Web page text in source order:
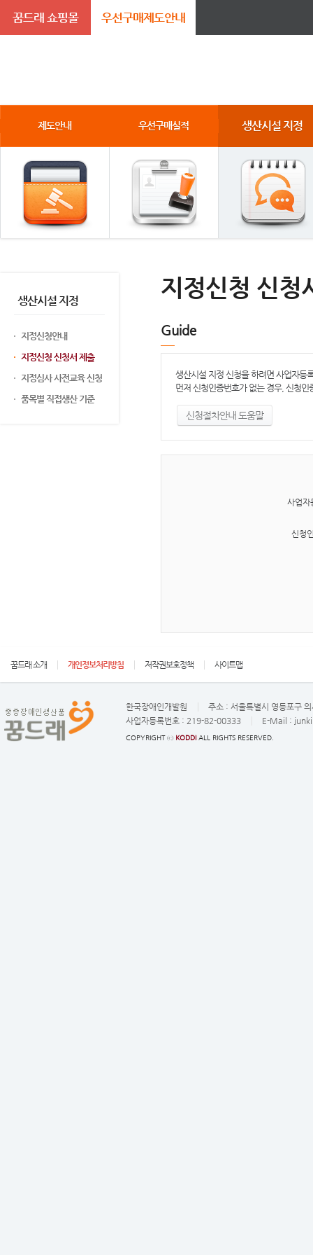
꿈드래 쇼핑몰 우선구매제도안내
제도안내 우선구매실적 생산시설 지정
생산시설 지정
지정신청안내
지정신청 신청서 제출
지정심사 사전교육 신청
품목별 직접생산 기준
지정신청 신청
Guide
생산시설 지정 신청을 하려면 사업자등
먼저 신청인증번호가 없는 경우, 신청
신청절차안내 도움말
사업자
신청
꿈드래 소개 개인정보처리방침 저작권보호정책 사이트맵
한국장애인개발원 주소 : 서울특별시 영등포구
사업자등록번호 : 219-82-00333 E-Mail :
COPYRIGHT ⓒ KODDI ALL RIGHTS RESERVED.